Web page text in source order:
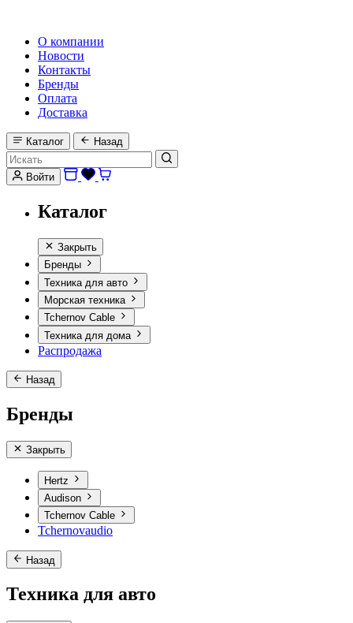
О компании
Новости
Контакты
Бренды
Оплата
Доставка
Каталог Назад
Войти
Каталог
Закрыть
Бренды
Техника для авто
Морская техника
Tchernov Cable
Техника для дома
Распродажа
Назад
Бренды
Закрыть
Hertz
Audison
Tchernov Cable
Tchernovaudio
Назад
Техника для авто